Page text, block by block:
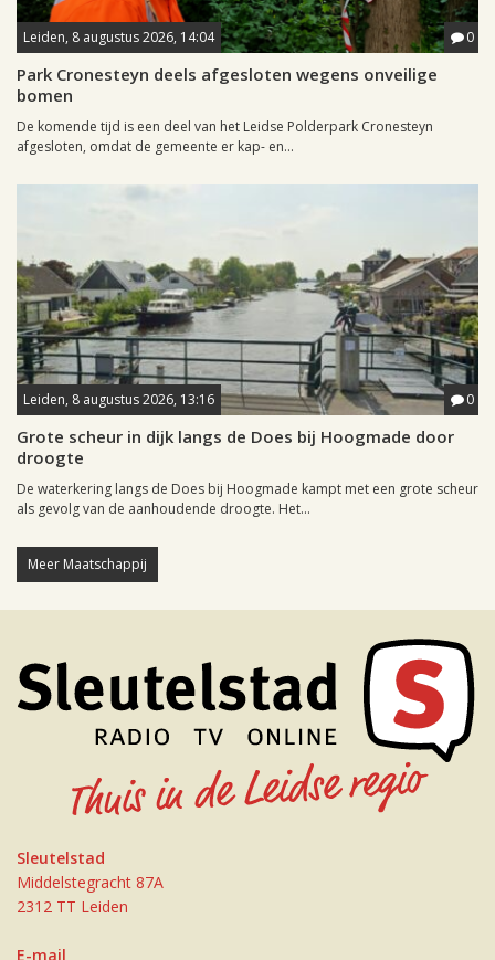
Leiden, 8 augustus 2026, 14:04 0
Park Cronesteyn deels afgesloten wegens onveilige
bomen
De komende tijd is een deel van het Leidse Polderpark Cronesteyn
afgesloten, omdat de gemeente er kap- en...
Leiden, 8 augustus 2026, 13:16 0
Grote scheur in dijk langs de Does bij Hoogmade door
droogte
De waterkering langs de Does bij Hoogmade kampt met een grote scheur
als gevolg van de aanhoudende droogte. Het...
Meer Maatschappij
Sleutelstad
Middelstegracht 87A
2312 TT Leiden
E-mail